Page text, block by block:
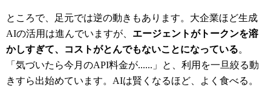
ところで、足元では逆の動きもあります。大企業ほど生成
AIの活用は進んでいますが、 エージェントがトークンを溶
かしすぎて、コストがとんでもないことになっている。
「気づいたら今月のAPI料金が......」と、利用を一旦絞る動
きすら出始めています。AIは賢くなるほど、よく食べる。